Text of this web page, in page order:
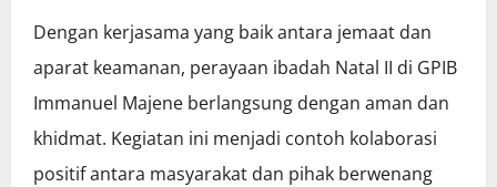
Dengan kerjasama yang baik antara jemaat dan
aparat keamanan, perayaan ibadah Natal II di GPIB
Immanuel Majene berlangsung dengan aman dan
khidmat. Kegiatan ini menjadi contoh kolaborasi
positif antara masyarakat dan pihak berwenang